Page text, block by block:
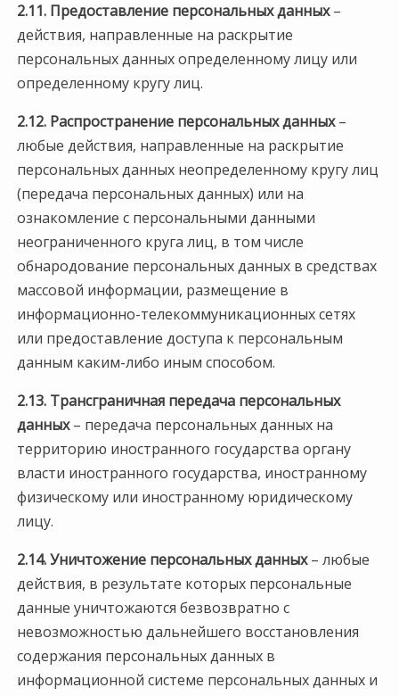
2.11. Предоставление персональных данных–
действия, направленные на раскрытие
персональных данных определенному лицу или
определенному кругу лиц.
2.12. Распространение персональных данных–
любые действия, направленные на раскрытие
персональных данных неопределенному кругу лиц
(передача персональных данных) или на
ознакомление с персональными данными
неограниченного круга лиц, в том числе
обнародование персональных данных в средствах
массовой информации, размещение в
информационно-телекоммуникационных сетях
или предоставление доступа к персональным
данным каким-либо иным способом.
2.13. Трансграничная передача персональных
данных– передача персональных данных на
территорию иностранного государства органу
власти иностранного государства, иностранному
физическому или иностранному юридическому
лицу.
2.14.Уничтожение персональных данных– любые
действия, в результате которых персональные
данные уничтожаются безвозвратно с
невозможностью дальнейшего восстановления
содержания персональных данных в
информационной системе персональных данных и